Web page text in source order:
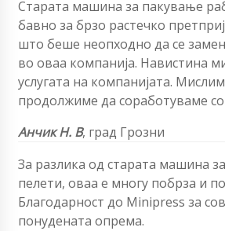
Старата машина за пакување
бавно за брзо растечко
што беше неопходно да се
во оваа компанија. Навистина
услугата на компанијата.
продолжиме да соработуваме
Анчик Н. В, град Грозни
За разлика од старата машина
пелети, оваа е многу побрза и
Благодарност до Minipress за
понудената опрема.